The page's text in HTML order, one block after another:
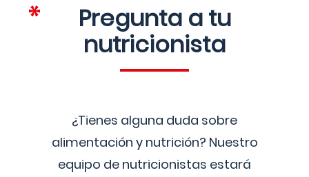
Pregunta a tu
nutricionista
¿Tienes alguna duda sobre
alimentación y nutrición? Nuestro
equipo de nutricionistas estará